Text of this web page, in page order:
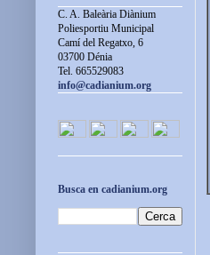
C. A. Baleària Diànium
Poliesportiu Municipal
Camí del Regatxo, 6
03700 Dénia
Tel. 665529083
info@cadianium.org
Busca en cadianium.org